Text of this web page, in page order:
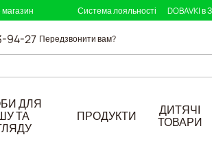
магазин Система лояльності DOBAVKI в
94-27 Передзвонити вам?
ДЛЯ
ТА
ПРОДУКТИ
ДИТЯЧІ
ТОВАРИ